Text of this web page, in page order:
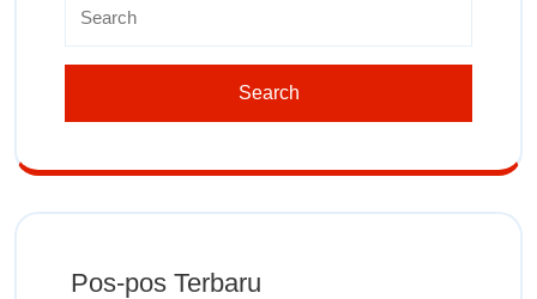
Pos-pos Terbaru